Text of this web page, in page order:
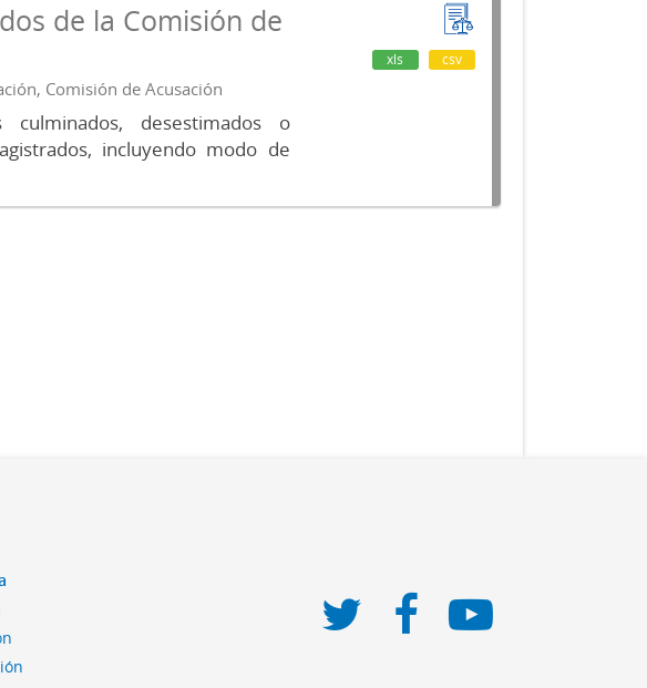
de la Comisión de
Comisión de Acusación
desestimados o
incluyendo modo de
xls csv